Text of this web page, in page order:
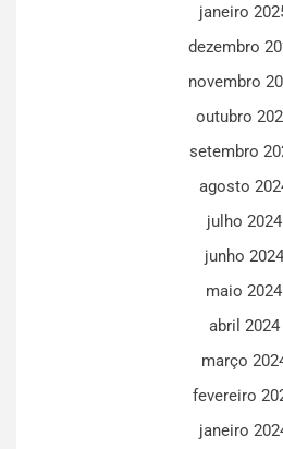
janeiro
dezembro
novembro
outubro
setembro
agosto
julho 2024
junho 2024
maio 2024
abril 2024
março
fevereiro
janeiro